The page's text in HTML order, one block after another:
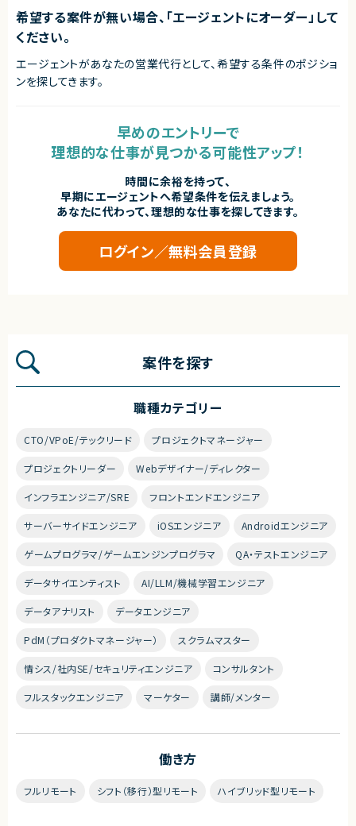
エージェントから
まで一貫して携わることができます！
◎システム移行・データ移行の実務経験を積むことができ、市場価値の高い
移行SEとしてのキャリア形成が可能です！
◎顧客や複数チームとの調整機会が多く、上流工程やプロジェクト推進経験
◎現在は基本リモートで業務を進めており、柔軟な働き方が可能です！
希望する案件が無い場合、「エージェントにオーダー」して
ください。
エージェントがあなたの営業代行として、希望する条件のポジショ
ンを探してきます。
早めのエントリーで
理想的な仕事が見つかる可能性アップ！
時間に余裕を持って、
早期にエージェントへ希望条件を伝えましょう。
あなたに代わって、理想的な仕事を探してきます。
ログイン／無料会員登録
案件を探す
職種カテゴリー
CTO/VPoE/テックリード プロジェクトマネージャー
プロジェクトリーダー Webデザイナー/ディレクター
インフラエンジニア/SRE フロントエンドエンジニア
サーバーサイドエンジニア iOSエンジニア Androidエンジニア
ゲームプログラマ/ゲームエンジンプログラマ QA・テストエンジニア
データサイエンティスト AI/LLM/機械学習エンジニア
データアナリスト データエンジニア
PdM（プロダクトマネージャー） スクラムマスター
情シス/社内SE/セキュリティエンジニア コンサルタント
フルスタックエンジニア マーケター 講師/メンター
働き方
フルリモート シフト（移行）型リモート ハイブリッド型リモート